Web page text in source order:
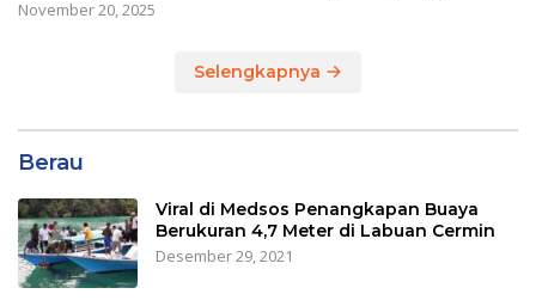
November 20, 2025
Selengkapnya
Berau
Viral di Medsos Penangkapan Buaya
Berukuran 4,7 Meter di Labuan Cermin
Desember 29, 2021